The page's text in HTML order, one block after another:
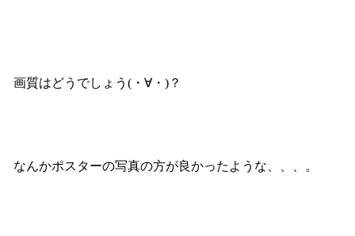
画質はどうでしょう(・∀・)？
なんかポスターの写真の方が良かったような、、、。